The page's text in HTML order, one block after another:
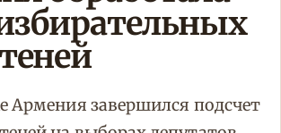
Армения завершился подсчет